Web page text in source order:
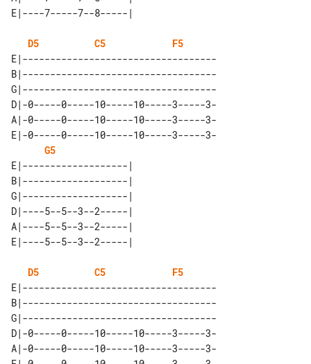
D5 C5
F5
E|-----------------------------------
B|-----------------------------------
G|-----------------------------------
D|-0-----0-----10-----10-----3-----3-
A|-0-----0-----10-----10-----3-----3-
E|-0-----0-----10-----10-----3-----3-
G5
E|-------------------|
B|-------------------|
G|-------------------|
D|----5--5--3--2-----|
A|----5--5--3--2-----|
D5 C5
F5
E|-----------------------------------
B|-----------------------------------
G|-----------------------------------
D|-0-----0-----10-----10-----3-----3-
A|-0-----0-----10-----10-----3-----3-